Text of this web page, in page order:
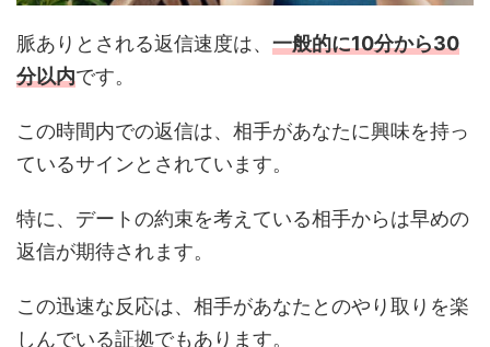
脈ありとされる返信速度は、 一般的に10分から30
分以内です。
この時間内での返信は、相手があなたに興味を持っ
ているサインとされています。
特に、デートの約束を考えている相手からは早めの
返信が期待されます。
この迅速な反応は、相手があなたとのやり取りを楽
しんでいる証拠でもあります。